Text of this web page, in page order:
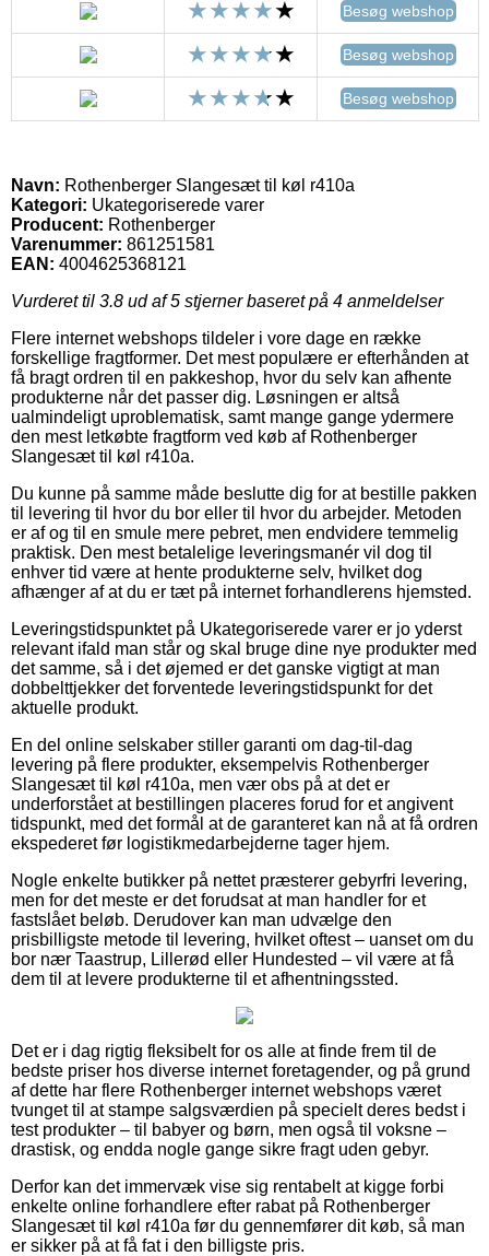
Besøg webshop
Besøg webshop
Besøg webshop
Navn: Rothenberger Slangesæt til køl r410a
Kategori: Ukategoriserede varer
Producent: Rothenberger
Varenummer: 861251581
EAN: 4004625368121
Vurderet til 3.8 ud af 5 stjerner baseret på 4 anmeldelser
Flere internet webshops tildeler i vore dage en række
forskellige fragtformer. Det mest populære er efterhånden at
få bragt ordren til en pakkeshop, hvor du selv kan afhente
produkterne når det passer dig. Løsningen er altså
ualmindeligt uproblematisk, samt mange gange ydermere
den mest letkøbte fragtform ved køb af Rothenberger
Slangesæt til køl r410a.
Du kunne på samme måde beslutte dig for at bestille pakken
til levering til hvor du bor eller til hvor du arbejder. Metoden
er af og til en smule mere pebret, men endvidere temmelig
praktisk. Den mest betalelige leveringsmanér vil dog til
enhver tid være at hente produkterne selv, hvilket dog
afhænger af at du er tæt på internet forhandlerens hjemsted.
Leveringstidspunktet på Ukategoriserede varer er jo yderst
relevant ifald man står og skal bruge dine nye produkter med
det samme, så i det øjemed er det ganske vigtigt at man
dobbelttjekker det forventede leveringstidspunkt for det
aktuelle produkt.
En del online selskaber stiller garanti om dag-til-dag
levering på flere produkter, eksempelvis Rothenberger
Slangesæt til køl r410a, men vær obs på at det er
underforstået at bestillingen placeres forud for et angivent
tidspunkt, med det formål at de garanteret kan nå at få ordren
ekspederet før logistikmedarbejderne tager hjem.
Nogle enkelte butikker på nettet præsterer gebyrfri levering,
men for det meste er det forudsat at man handler for et
fastslået beløb. Derudover kan man udvælge den
prisbilligste metode til levering, hvilket oftest – uanset om du
bor nær Taastrup, Lillerød eller Hundested – vil være at få
dem til at levere produkterne til et afhentningssted.
Det er i dag rigtig fleksibelt for os alle at finde frem til de
bedste priser hos diverse internet foretagender, og på grund
af dette har flere Rothenberger internet webshops været
tvunget til at stampe salgsværdien på specielt deres bedst i
test produkter – til babyer og børn, men også til voksne –
drastisk, og endda nogle gange sikre fragt uden gebyr.
Derfor kan det immervæk vise sig rentabelt at kigge forbi
enkelte online forhandlere efter rabat på Rothenberger
Slangesæt til køl r410a før du gennemfører dit køb, så man
er sikker på at få fat i den billigste pris.